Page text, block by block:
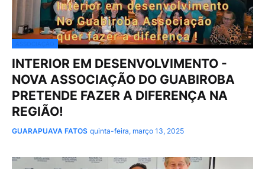
INTERIOR EM DESENVOLVIMENTO -
NOVA ASSOCIAÇÃO DO GUABIROBA
PRETENDE FAZER A DIFERENÇA NA
REGIÃO!
GUARAPUAVA FATOS quinta-feira, março 13, 2025